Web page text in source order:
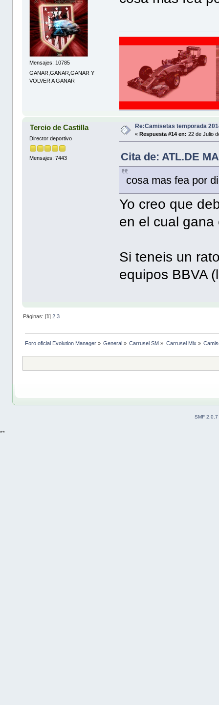
Mensajes: 10785
GANAR,GANAR,GANAR Y
VOLVER A GANAR
Tercio de Castilla
Director deportivo
Mensajes: 7443
Re:Camisetas temporada
«Respuesta #14 en: 22 de Julio
Cita de: ATL.DE
cosa mas fea por
Yo creo que
en el cual gana
Si teneis un
equipos BBVA
Páginas: [1] 2 3
Foro oficial Evolution Manager» General » Carrusel SM » Carrusel Mix »
SMF 2.0.7
**